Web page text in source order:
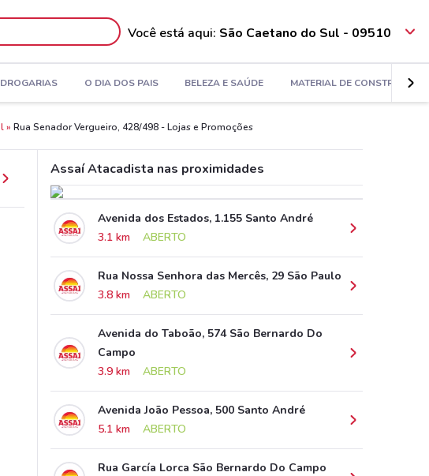
Você está aqui: São Caetano do Sul - 09510
O DIA DOS PAIS BELEZA E SAÚDE MATERIAL DE CONSTRUÇÃO
Rua Senador Vergueiro, 428/498 - Lojas e Promoções
Assaí Atacadista nas proximidades
Avenida dos Estados, 1.155 Santo André
3.1 km
ABERTO
Rua Nossa Senhora das Mercês, 29 São Paulo
3.8 km
ABERTO
Avenida do Taboão, 574 São Bernardo Do
Campo
3.9 km
ABERTO
Avenida João Pessoa, 500 Santo André
5.1 km
ABERTO
Rua García Lorca São Bernardo Do Campo